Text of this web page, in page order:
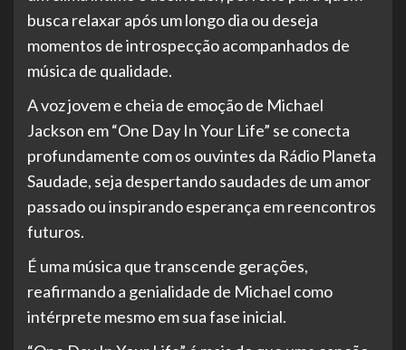
busca relaxar após um longo dia ou deseja
momentos de introspecção acompanhados de
música de qualidade.
A voz jovem e cheia de emoção de Michael
Jackson em “One Day In Your Life” se conecta
profundamente com os ouvintes da Rádio Planeta
Saudade, seja despertando saudades de um amor
passado ou inspirando esperança em reencontros
futuros.
É uma música que transcende gerações,
reafirmando a genialidade de Michael como
intérprete mesmo em sua fase inicial.